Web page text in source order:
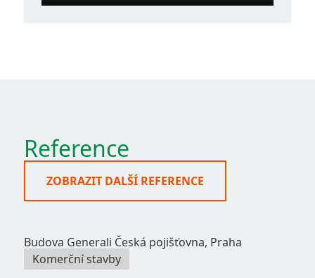
Reference
ZOBRAZIT DALŠÍ REFERENCE
Budova Generali Česká pojišťovna, Praha
Komerční stavby